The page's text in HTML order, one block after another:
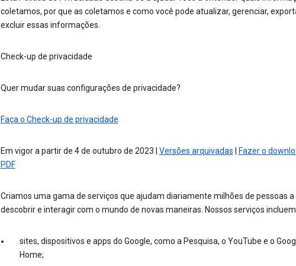
coletamos, por que as coletamos e como você pode atualizar, gerenciar,
excluir essas informações.
Check-up de privacidade
Quer mudar suas configurações de privacidade?
Faça o Check-up de privacidade
Em vigor a partir de 4 de outubro de 2023 | Versões arquivadas
Fazer o
PDF
Criamos uma gama de serviços que ajudam diariamente milhões de pessoas a
descobrir e interagir com o mundo de novas maneiras. Nossos serviços
sites, dispositivos e apps do Google, como a Pesquisa, o YouTube e o
Home;